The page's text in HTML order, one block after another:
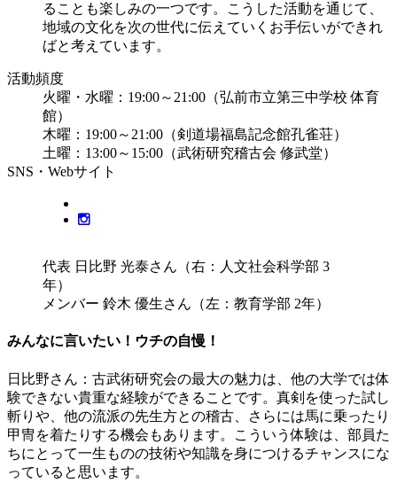
ることも楽しみの一つです。こうした活動を通じて、
地域の文化を次の世代に伝えていくお手伝いができれ
ばと考えています。
活動頻度
火曜・水曜：19:00～21:00（弘前市立第三中学校 体育
館）
木曜：19:00～21:00（剣道場福島記念館孔雀荘）
土曜：13:00～15:00（武術研究稽古会 修武堂）
SNS・Webサイト
代表 日比野 光泰さん（右：人文社会科学部 3
年）
メンバー 鈴木 優生さん（左：教育学部 2年）
みんなに言いたい！ウチの自慢！
日比野さん ：古武術研究会の最大の魅力は、他の大学では体
験できない貴重な経験ができることです。真剣を使った試し
斬りや、他の流派の先生方との稽古、さらには馬に乗ったり
甲冑を着たりする機会もあります。こういう体験は、部員た
ちにとって一生ものの技術や知識を身につけるチャンスにな
っていると思います。